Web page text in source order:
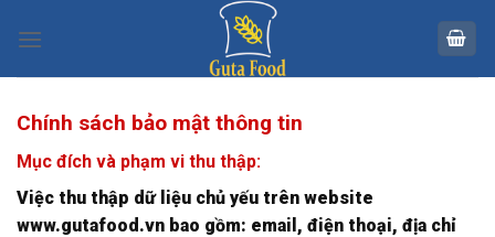
Chính sách bảo mật thông tin
Mục đích và phạm vi thu thập:
Việc thu thập dữ liệu chủ yếu trên website
www.gutafood.vn bao gồm: email, điện thoại, địa chỉ